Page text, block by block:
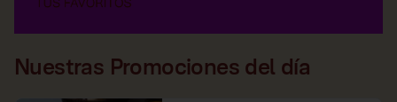
Nuestras Promociones del día